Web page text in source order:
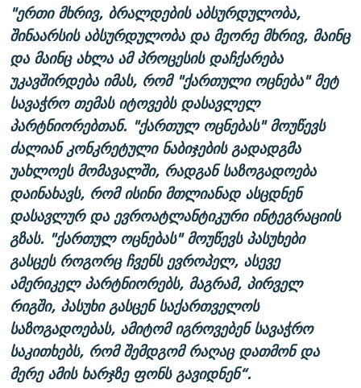
"ერთი მხრივ, ბრალდების აბსურდულობა,
შინაარსის აბსურდულობა და მეორე მხრივ, მაინც
და მაინც ახლა ამ პროცესის დაჩქარება
უკავშირდება იმას, რომ "ქართული ოცნება" მეტ
სავაჭრო თემას იტოვებს დასავლელ
პარტნიორებთან. "ქართულ ოცნებას" მოუწევს
ძალიან კონკრეტული ნაბიჯების გადადგმა
უახლოეს მომავალში, რადგან საზოგადოება
დაინახავს, რომ ისინი მთლიანად ასცდნენ
დასავლურ და ევროატლანტიკური ინტეგრაციის
გზას. "ქართულ ოცნებას" მოუწევს პასუხები
გასცეს როგორც ჩვენს ევროპელ, ასევე
ამერიკელ პარტნიორებს, მაგრამ, პირველ
რიგში, პასუხი გასცენ საქართველოს
საზოგადოებას, ამიტომ იგროვებენ სავაჭრო
საკითხებს, რომ შემდგომ რაღაც დათმონ და
მერე ამის ხარჯზე ფონს გავიდნენ“.